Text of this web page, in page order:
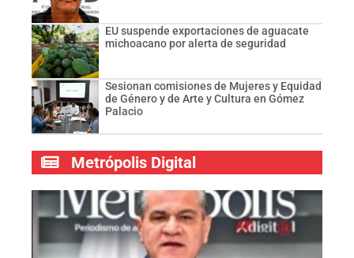
EU suspende exportaciones de aguacate
michoacano por alerta de seguridad
Sesionan comisiones de Mujeres y Equidad
de Género y de Arte y Cultura en Gómez
Palacio
Metrópolis Digital